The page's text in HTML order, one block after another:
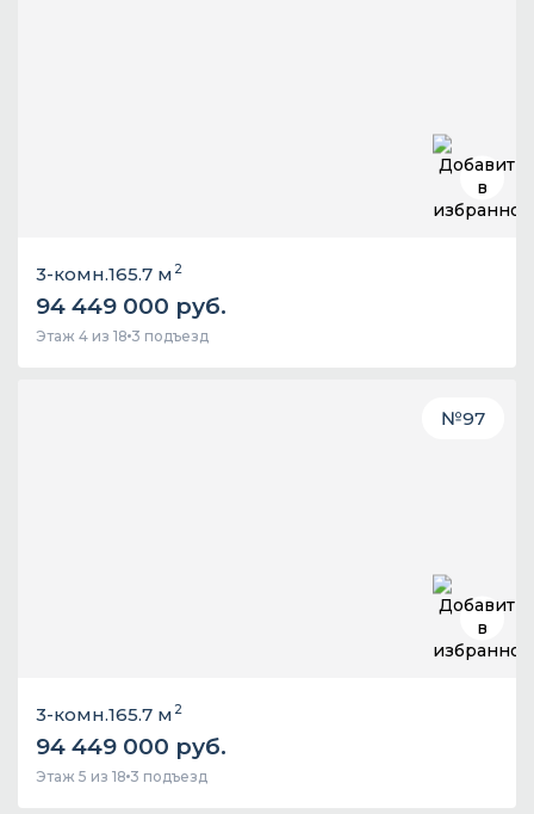
3-комн.165.7 м 2
94 449 000 руб.
Этаж 4 из 18 3 подъезд
№97
3-комн.165.7 м 2
94 449 000 руб.
Этаж 5 из 18 3 подъезд